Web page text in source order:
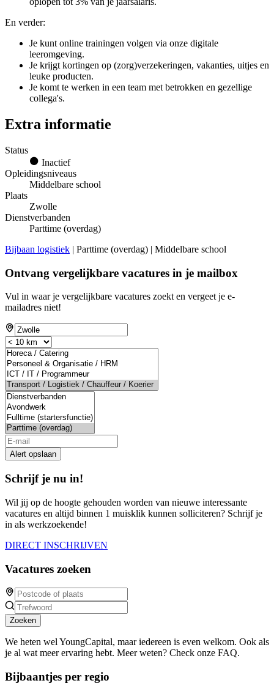
En verder:
Je kunt online trainingen volgen via onze digitale
leeromgeving.
Je krijgt kortingen op (zorg)verzekeringen, vakanties, uitjes en
leuke producten.
Je komt te werken in een team met betrokken en gezellige
collega's.
Extra informatie
Status
Inactief
Opleidingsniveaus
Middelbare school
Plaats
Zwolle
Dienstverbanden
Parttime (overdag)
Bijbaan logistiek | Parttime (overdag) | Middelbare school
Ontvang vergelijkbare vacatures in je mailbox
Vul in waar je vergelijkbare vacatures zoekt en vergeet je e-
mailadres niet!
Alert opslaan
Schrijf je nu in!
Wil jij op de hoogte gehouden worden van nieuwe interessante
vacatures en altijd binnen 1 muisklik kunnen solliciteren? Schrijf je
in als werkzoekende!
DIRECT INSCHRIJVEN
Vacatures zoeken
Zoeken
We heten wel YoungCapital, maar iedereen is even welkom. Ook als
je al wat meer ervaring hebt. Meer weten? Check onze FAQ.
Bijbaantjes per regio